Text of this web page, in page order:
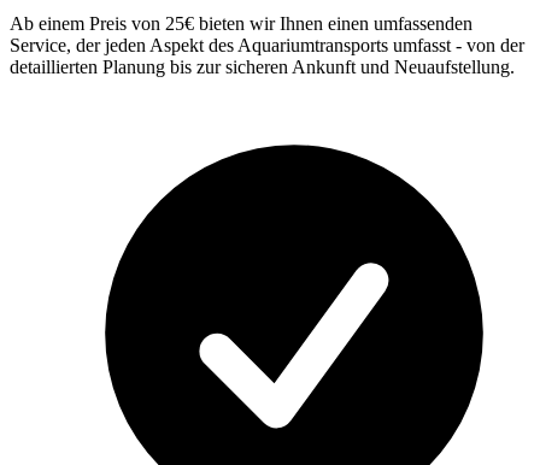
Ab einem Preis von 25€ bieten wir Ihnen einen umfassenden
Service, der jeden Aspekt des Aquariumtransports umfasst - von der
detaillierten Planung bis zur sicheren Ankunft und Neuaufstellung.